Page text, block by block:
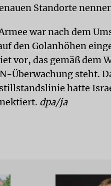
Standorte
war nach dem
den Golanhöhen
vor, das gemäß dem
Überwachung steht.
hatte
dpa/ja